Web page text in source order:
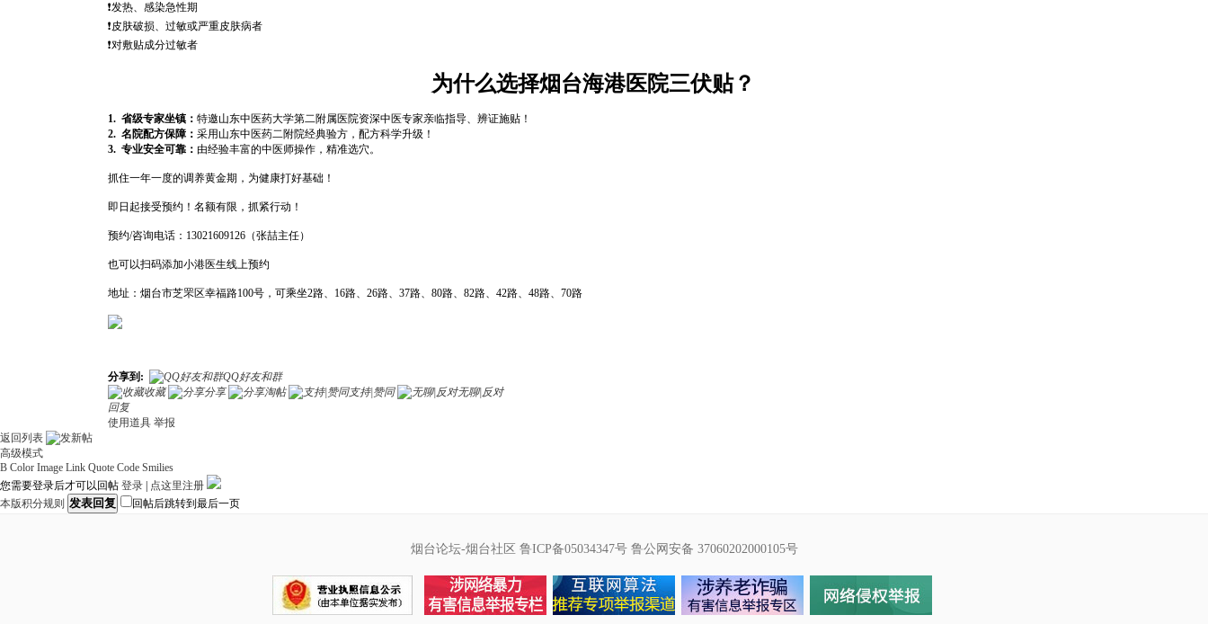
❗️发热、感染急性期
❗️皮肤破损、过敏或严重皮肤病者
❗️对敷贴成分过敏者
为什么选择烟台海港医院三伏贴？
1. 省级专家坐镇： 特邀山东中医药大学第二附属医院资深中医专家亲临指导、辨证施贴！
2. 名院配方保障： 采用山东中医药二附院经典验方，配方科学升级！
3. 专业安全可靠： 由经验丰富的中医师操作，精准选穴。
抓住一年一度的调养黄金期，为健康打好基础！
即日起接受预约！名额有限，抓紧行动！
预约/咨询电话：13021609126（张喆主任）
也可以扫码添加小港医生线上预约
地址：烟台市芝罘区幸福路100号，可乘坐2路、16路、26路、37路、80路、82路、42路、48路、70路
分享到:
QQ好友和群
收藏
分享 淘帖 支持|赞同
无聊|反对
回复
使用道具 举报
返回列表
高级模式
B Color Image Link Quote Code Smilies
您需要登录后才可以回帖 登录
点这里注册
本版积分规则 发表回复 回帖后跳转到最后一页
烟台论坛-烟台社区 鲁ICP备05034347号 鲁公网安备 37060202000105号